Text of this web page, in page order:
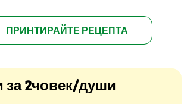
ПРИНТИРАЙТЕ РЕЦЕПТА
за 2човек/души